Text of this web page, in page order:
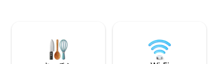
シンとポッド、✓テレビ（Netflix用に設
ール、プライバシ
木々、平和をお楽